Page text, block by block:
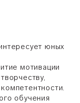
юных
мотивации
обучения